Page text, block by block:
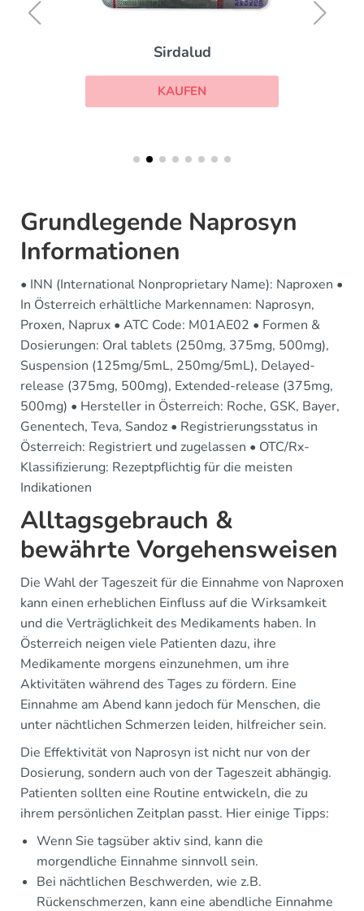
Sirdalud
KAUFEN
Grundlegende Naprosyn
Informationen
• INN (International Nonproprietary Name): Naproxen •
In Österreich erhältliche Markennamen: Naprosyn,
Proxen, Naprux • ATC Code: M01AE02 • Formen &
Dosierungen: Oral tablets (250mg, 375mg, 500mg),
Suspension (125mg/5mL, 250mg/5mL), Delayed-
release (375mg, 500mg), Extended-release (375mg,
500mg) • Hersteller in Österreich: Roche, GSK, Bayer,
Genentech, Teva, Sandoz • Registrierungsstatus in
Österreich: Registriert und zugelassen • OTC/Rx-
Klassifizierung: Rezeptpflichtig für die meisten
Indikationen
Alltagsgebrauch &
bewährte Vorgehensweisen
Die Wahl der Tageszeit für die Einnahme von Naproxen
kann einen erheblichen Einfluss auf die Wirksamkeit
und die Verträglichkeit des Medikaments haben. In
Österreich neigen viele Patienten dazu, ihre
Medikamente morgens einzunehmen, um ihre
Aktivitäten während des Tages zu fördern. Eine
Einnahme am Abend kann jedoch für Menschen, die
unter nächtlichen Schmerzen leiden, hilfreicher sein.
Die Effektivität von Naprosyn ist nicht nur von der
Dosierung, sondern auch von der Tageszeit abhängig.
Patienten sollten eine Routine entwickeln, die zu
ihrem persönlichen Zeitplan passt. Hier einige Tipps:
Wenn Sie tagsüber aktiv sind, kann die
morgendliche Einnahme sinnvoll sein.
Bei nächtlichen Beschwerden, wie z.B.
Rückenschmerzen, kann eine abendliche Einnahme